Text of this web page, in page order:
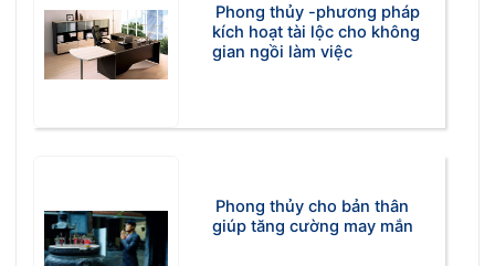
Phong thủy -phương pháp
kích hoạt tài lộc cho không
gian ngồi làm việc
Phong thủy cho bản thân
giúp tăng cường may mắn